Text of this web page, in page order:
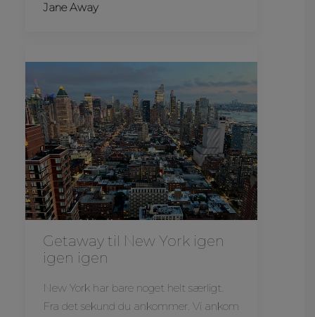
Jane Away
Getaway til New York igen
igen igen
New York har bare noget helt særligt.
Fra det sekund du ankommer. Vi ankom